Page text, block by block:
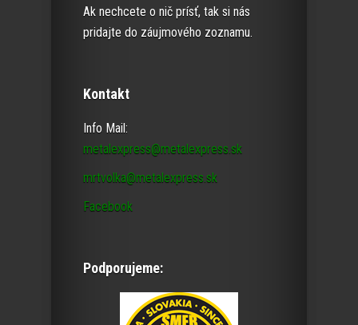
Ak nechcete o nič prísť, tak si nás
pridajte do záujmového zoznamu.
Kontakt
Info Mail:
metalexpress@metalexpress.sk
mrtvolka@metalexpress.sk
Facebook
Podporujeme: